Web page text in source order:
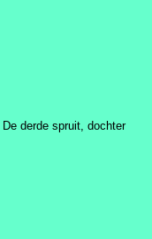
derde spruit, dochter